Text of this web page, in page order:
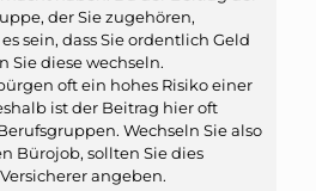
der Sie zugehören,
sein, dass Sie ordentlich Geld
Sie diese wechseln.
oft ein hohes Risiko einer
ist der Beitrag hier oft
Wechseln Sie also
Bürojob, sollten Sie dies
angeben.